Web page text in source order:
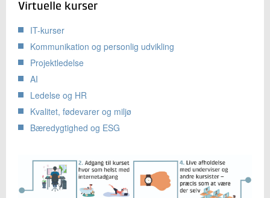
Virtuelle kurser
IT-kurser
Kommunikation og personlig udvikling
Projektledelse
AI
Ledelse og HR
Kvalitet, fødevarer og miljø
Bæredygtighed og ESG